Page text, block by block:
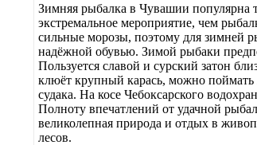
Зимняя рыбалка в Чувашии популярна
экстремальное мероприятие, чем
сильные морозы, поэтому для зимней
надёжной обувью. Зимой рыбаки
Пользуется славой и сурский затон
клюёт крупный карась, можно
судака. На косе Чебоксарского
Полноту впечатлений от удачной
великолепная природа и отдых в
лесов.